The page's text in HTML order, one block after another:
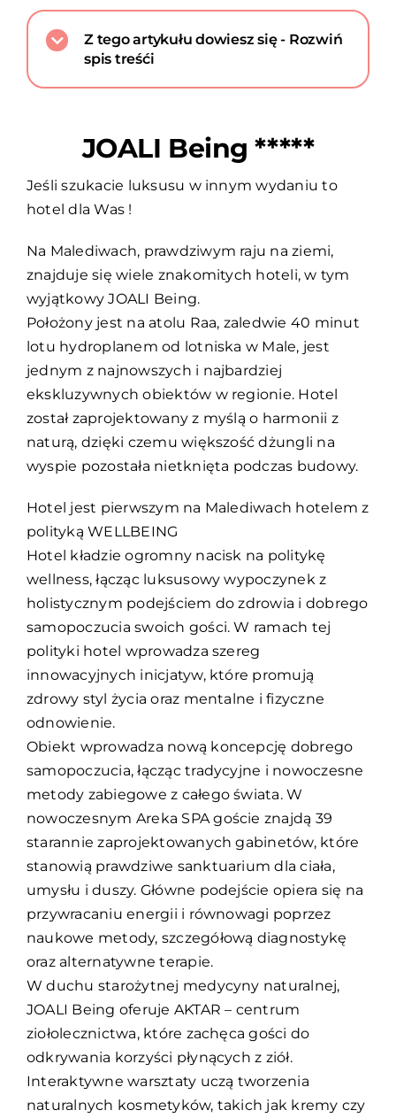
Z tego artykułu dowiesz się - Rozwiń
spis treśći
JOALI Being *****
Jeśli szukacie luksusu w innym wydaniu to
hotel dla Was !
Na Malediwach, prawdziwym raju na ziemi,
znajduje się wiele znakomitych hoteli, w tym
wyjątkowy JOALI Being.
Położony jest na atolu Raa, zaledwie 40 minut
lotu hydroplanem od lotniska w Male, jest
jednym z najnowszych i najbardziej
ekskluzywnych obiektów w regionie. Hotel
został zaprojektowany z myślą o harmonii z
naturą, dzięki czemu większość dżungli na
wyspie pozostała nietknięta podczas budowy.
Hotel jest pierwszym na Malediwach hotelem z
polityką WELLBEING
Hotel kładzie ogromny nacisk na politykę
wellness, łącząc luksusowy wypoczynek z
holistycznym podejściem do zdrowia i dobrego
samopoczucia swoich gości. W ramach tej
polityki hotel wprowadza szereg
innowacyjnych inicjatyw, które promują
zdrowy styl życia oraz mentalne i fizyczne
odnowienie.
Obiekt wprowadza nową koncepcję dobrego
samopoczucia, łącząc tradycyjne i nowoczesne
metody zabiegowe z całego świata. W
nowoczesnym Areka SPA goście znajdą 39
starannie zaprojektowanych gabinetów, które
stanowią prawdziwe sanktuarium dla ciała,
umysłu i duszy. Główne podejście opiera się na
przywracaniu energii i równowagi poprzez
naukowe metody, szczegółową diagnostykę
oraz alternatywne terapie.
W duchu starożytnej medycyny naturalnej,
JOALI Being oferuje AKTAR – centrum
ziołolecznictwa, które zachęca gości do
odkrywania korzyści płynących z ziół.
Interaktywne warsztaty uczą tworzenia
naturalnych kosmetyków, takich jak kremy czy